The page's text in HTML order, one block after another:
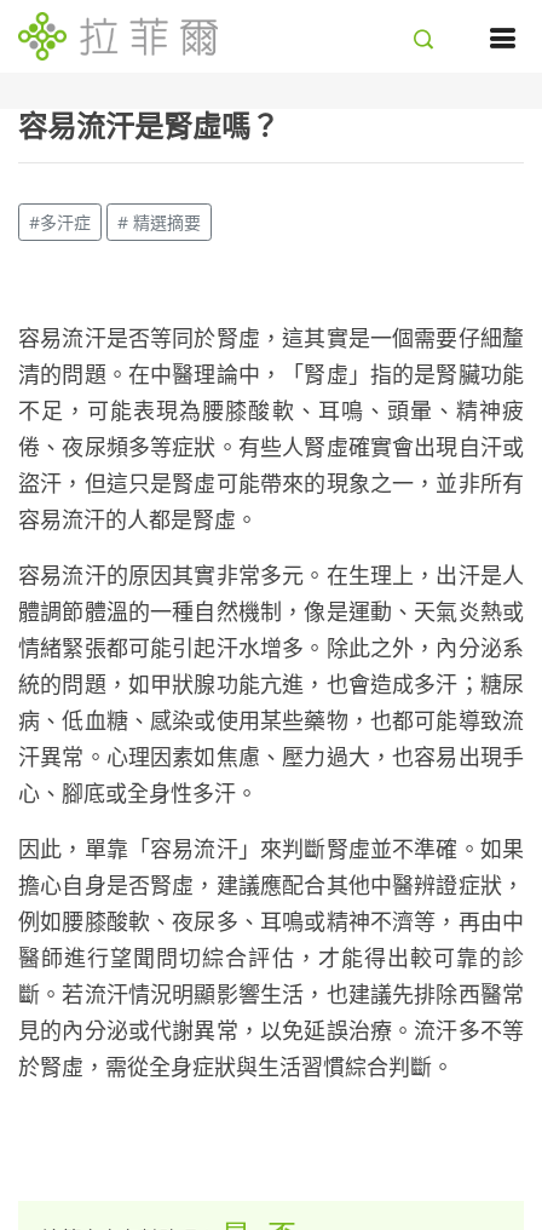
容易流汗是腎虛嗎？
#多汗症 # 精選摘要
容易流汗是否等同於腎虛，這其實是一個需要仔細釐
清的問題。在中醫理論中，「腎虛」指的是腎臟功能
不足，可能表現為腰膝酸軟、耳鳴、頭暈、精神疲
倦、夜尿頻多等症狀。有些人腎虛確實會出現自汗或
盜汗，但這只是腎虛可能帶來的現象之一，並非所有
容易流汗的人都是腎虛。
容易流汗的原因其實非常多元。在生理上，出汗是人
體調節體溫的一種自然機制，像是運動、天氣炎熱或
情緒緊張都可能引起汗水增多。除此之外，內分泌系
統的問題，如甲狀腺功能亢進，也會造成多汗；糖尿
病、低血糖、感染或使用某些藥物，也都可能導致流
汗異常。心理因素如焦慮、壓力過大，也容易出現手
心、腳底或全身性多汗。
因此，單靠「容易流汗」來判斷腎虛並不準確。如果
擔心自身是否腎虛，建議應配合其他中醫辨證症狀，
例如腰膝酸軟、夜尿多、耳鳴或精神不濟等，再由中
醫師進行望聞問切綜合評估，才能得出較可靠的診
斷。若流汗情況明顯影響生活，也建議先排除西醫常
見的內分泌或代謝異常，以免延誤治療。流汗多不等
於腎虛，需從全身症狀與生活習慣綜合判斷。